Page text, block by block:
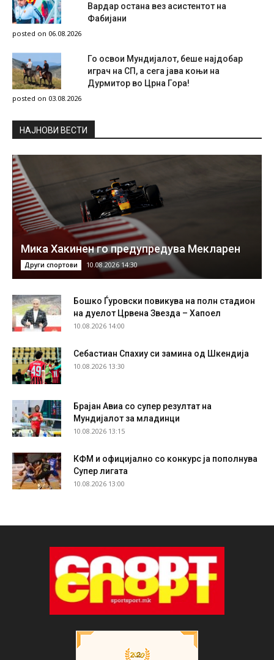
Вардар остана вез асистентот на
Фабијани
posted on 06.08.2026
Го освои Мундијалот, беше најдобар
играч на СП, а сега јава коњи на
Дурмитор во Црна Гора!
posted on 03.08.2026
НAЈНОВИ ВЕСТИ
Мика Хакинен го предупредува Мекларен
Други спортови 10.08.2026 14:30
Бошко Ѓуровски повикува на полн стадион
на дуелот Црвена Звезда – Хапоел
10.08.2026 14:00
Себастиан Спахиу си замина од Шкендија
10.08.2026 13:30
Брајан Авиа со супер резултат на
Мундијалот за младинци
10.08.2026 13:15
КФМ и официјално со конкурс ја пополнува
Супер лигата
10.08.2026 13:00